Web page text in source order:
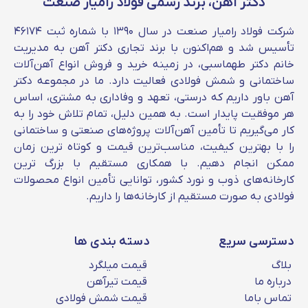
محصول را می‌توانید با کمترین قیمت بازار از فولاد
دکتر آهن تهیه کنید.
وزن میلگرد جهان فولاد سیرجان
محاسبه وزن میلگرد به صورت مستقیم بر قیمت
لحظه ای میلگرد سیرجان تاثیر می‌گذارد. هر چه
سایز و وزن یک شاخه میلگرد افزایش یابد، قیمت
آن نیز بیشتر می‌شود. شما می‌توانید وزن میلگرد
جهان فولاد سیرجان را در جدول زیر مشاهده کنید
و یا به صورت آنلاین از صفحه ”جدول وزن میلگرد
” آن را محاسبه کنید:
سیرجان به
کیلوگرم
جدول اشتال
شرکت فولاد رامیار صنعت در سال ۱۳۹۰ با شماره ثبت ۴۶۱۷۴
تأسیس شد و هم‌اکنون با برند تجاری دکتر آهن به مدیریت
خانم دکتر طهماسبی، در زمینه خرید و فروش انواع آهن‌آلات
ساختمانی و شمش فولادی فعالیت دارد. ما در مجموعه دکتر
آهن باور داریم که درستی، تعهد و وفاداری به مشتری، اساس
هر موفقیت پایدار است. به همین دلیل، تمام تلاش خود را به
کار می‌گیریم تا تأمین آهن‌آلات پروژه‌های صنعتی و ساختمانی
را با بهترین کیفیت، مناسب‌ترین قیمت و کوتاه‌ ترین زمان
ممکن انجام دهیم. با همکاری مستقیم با بزرگ‌ ترین
کارخانه‌های ذوب و نورد کشور، توانایی تأمین انواع محصولات
فولادی به‌ صورت مستقیم از کارخانه‌ها را داریم.
دسترسی سریع
بلاگ
درباره ما
تماس باما
دسته بندی ها
قیمت میلگرد
قیمت تیرآهن
قیمت شمش فولادی